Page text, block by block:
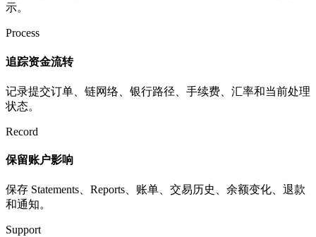
示。
Process
追踪资金流转
记录提交订单、链网络、银行路径、手续费、汇率和当前处理
状态。
Record
保留账户影响
保存 Statements、Reports、账单、交易历史、余额变化、退款
和通知。
Support